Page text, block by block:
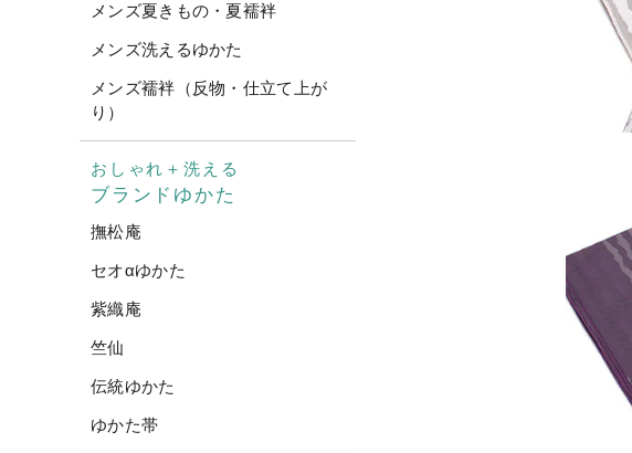
メンズ夏きもの・夏襦袢
メンズ洗えるゆかた
メンズ襦袢（反物・仕立て上が
り）
おしゃれ＋洗える
ブランドゆかた
撫松庵
セオαゆかた
紫織庵
竺仙
伝統ゆかた
ゆかた帯